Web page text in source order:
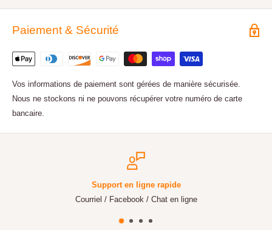
Paiement & Sécurité
Vos informations de paiement sont gérées de manière sécurisée.
Nous ne stockons ni ne pouvons récupérer votre numéro de carte
bancaire.
/ Chat en ligne